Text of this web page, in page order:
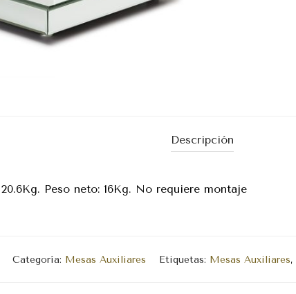
Descripción
Peso neto: 16Kg. No requiere montaje
Categoría: Mesas Auxiliares Etiquetas: Mesas Auxiliares,